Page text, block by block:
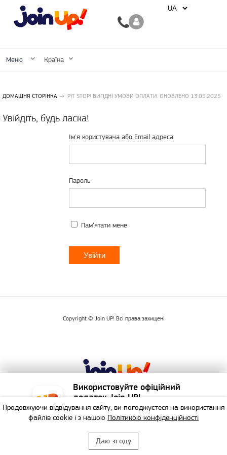
Меню Країна
ДОМАШНЯ СТОРІНКА PIT STOP! ВИГІДНІ УМОВИ ОПЛАТИ. ОНОВЛЕНО 13.05.2025
Увійдіть, будь ласка!
Ім'я користувача або Email адреса
Пароль
Пам’ятати мене
Copyright © Join UP! Всі права захищені
Продовжуючи відвідування сайту, ви погоджуєтеся на використання
файлів cookie і з нашою Політикою конфіденційності
Даю згоду
Використовуйте офіційний
додаток Join UP!
Найзручніший спосіб
забронювати тур!
НЕ БУДУ